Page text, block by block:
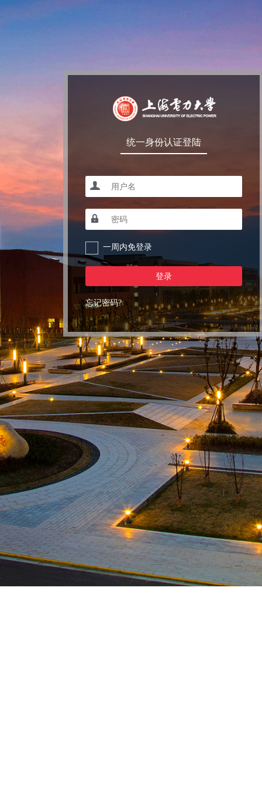
统一身份认证登陆
一周内免登录
登录
忘记密码?